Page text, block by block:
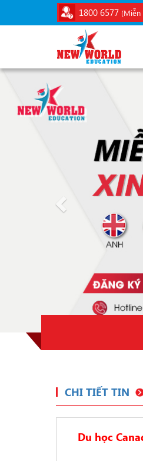
1800 6577 (Miễn
Previous
CHI TIẾT TIN
Du học